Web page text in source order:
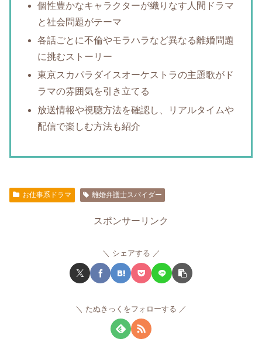
個性豊かなキャラクターが織りなす人間ドラマ
と社会問題がテーマ
各話ごとに不倫やモラハラなど異なる離婚問題
に挑むストーリー
東京スカパラダイスオーケストラの主題歌がド
ラマの雰囲気を引き立てる
放送情報や視聴方法を確認し、リアルタイムや
配信で楽しむ方法も紹介
お仕事系ドラマ 離婚弁護士スパイダー
スポンサーリンク
シェアする
たぬきっくをフォローする